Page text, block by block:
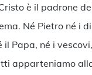
è il padrone
Né Pietro né i
il Papa, né i
apparteniamo